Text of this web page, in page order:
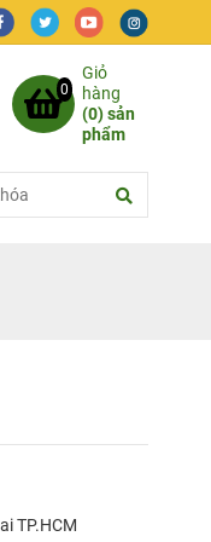
0
Giỏ
hàng
(0) sản
phẩm
TP.HCM